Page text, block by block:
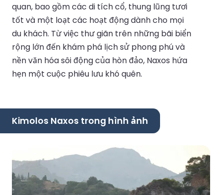
quan, bao gồm các di tích cổ, thung lũng tươi
tốt và một loạt các hoạt động dành cho mọi
du khách. Từ việc thư giãn trên những bãi biển
rộng lớn đến khám phá lịch sử phong phú và
nền văn hóa sôi động của hòn đảo, Naxos hứa
hẹn một cuộc phiêu lưu khó quên.
Kimolos Naxos trong hình ảnh